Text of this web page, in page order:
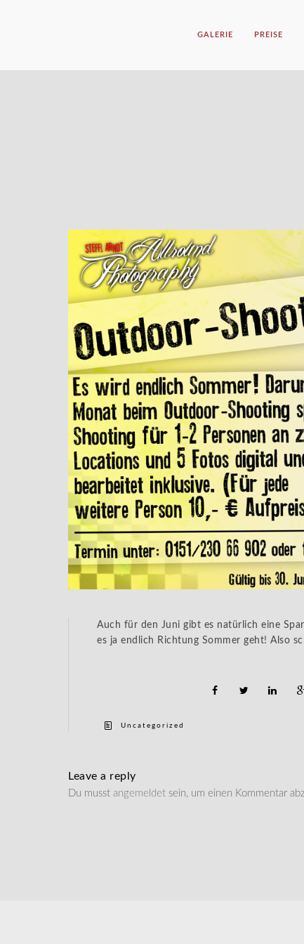
GALERIE PREISE
Auch für den Juni gibt es natürlich eine
es ja endlich Richtung Sommer geht! Also
Uncategorized
Leave a reply
Du musst angemeldet sein, um einen Kommentar